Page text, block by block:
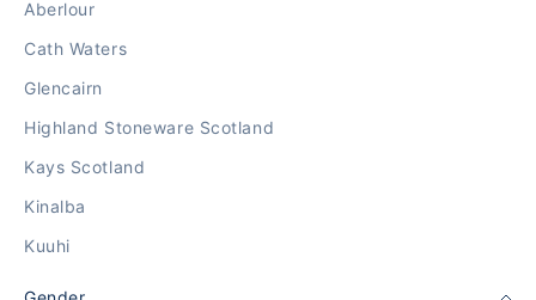
Aberlour
Cath Waters
Glencairn
Highland Stoneware Scotland
Kays Scotland
Kinalba
Kuuhi